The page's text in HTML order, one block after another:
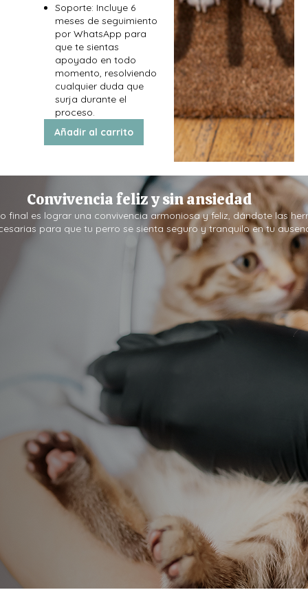
Soporte: Incluye 6
meses de seguimiento
por WhatsApp para
que te sientas
apoyado en todo
momento, resolviendo
cualquier duda que
surja durante el
proceso.
Añadir al carrito
Convivencia feliz y sin ansiedad
final es lograr una convivencia armoniosa y feliz, dándote las
para que tu perro se sienta seguro y tranquilo en tu